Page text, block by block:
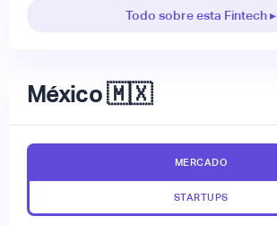
Todo sobre esta Fintech ▸
México 🇲🇽
MERCADO
STARTUPS